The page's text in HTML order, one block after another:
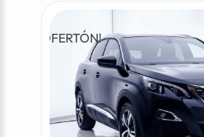
¡OFERTÓN!